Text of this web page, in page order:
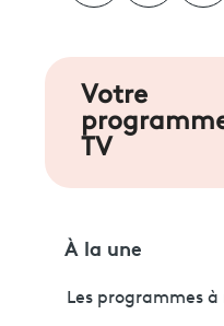
Votre
TV
À la une
Les programmes